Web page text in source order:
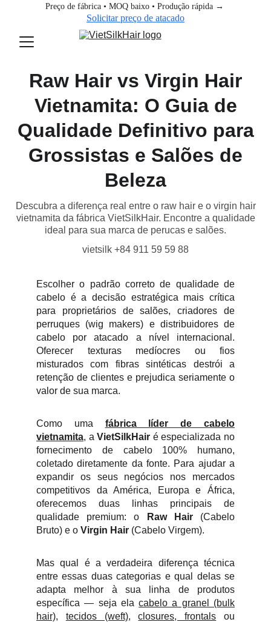
Preço de fábrica • MOQ baixo • Produção rápida →
Solicitar preço de atacado
Raw Hair vs Virgin Hair
Vietnamita: O Guia de
Qualidade Definitivo para
Grossistas e Salões de
Beleza
Descubra a diferença real entre o raw hair e o virgin hair
vietnamita da fábrica VietSilkHair. Encontre a qualidade
ideal para sua marca de perucas e salões.
vietsilk +84 911 59 59 88
Escolher o padrão correto de qualidade de
cabelo é a decisão estratégica mais crítica
para proprietários de salões, criadores de
perruques (wig makers) e distribuidores de
cabelo por atacado a nível internacional.
Oferecer texturas medíocres ou fios
misturados com fibras sintéticas destrói a
retenção de clientes e prejudica seriamente o
valor de sua marca.
Como uma fábrica líder de cabelo
vietnamita, aVietSilkHair é especializada no
fornecimento de cabelo 100% humano,
coletado diretamente da fonte. Para ajudar a
expandir os seus negócios nos mercados
competitivos da América, Europa e África,
oferecemos duas linhas principais de
qualidade premium: o
Raw Hair(Cabelo
Bruto) e o Virgin Hair (Cabelo Virgem).
Mas qual é a verdadeira diferença técnica
entre essas duas categorias e qual delas se
adapta melhor à sua linha de produtos
específica — seja elacabelo a granel (bulk
hair), tecidos (weft),closures, frontals ou